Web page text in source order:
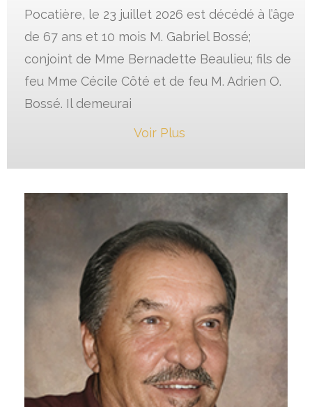
Pocatière, le 23 juillet 2026 est décédé à l’âge
de 67 ans et 10 mois M. Gabriel Bossé;
conjoint de Mme Bernadette Beaulieu; fils de
feu Mme Cécile Côté et de feu M. Adrien O.
Bossé. Il demeurai
Voir Plus